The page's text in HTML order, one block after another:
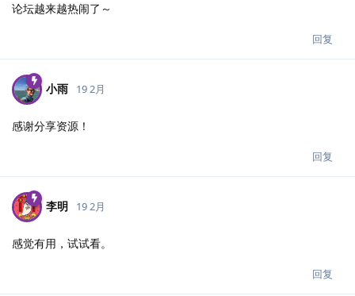
论坛越来越热闹了～
回复
小雨 19 2月
感谢分享资源！
回复
李明 19 2月
感觉有用，试试看。
回复